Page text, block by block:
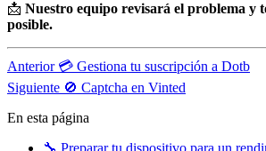
📩 Nuestro equipo revisará el problema y
posible.
Anterior 💳 Gestiona tu suscripción a Dotb
Siguiente 🚫 Captcha en Vinted
En esta página
🔧 Preparar tu dispositivo para un